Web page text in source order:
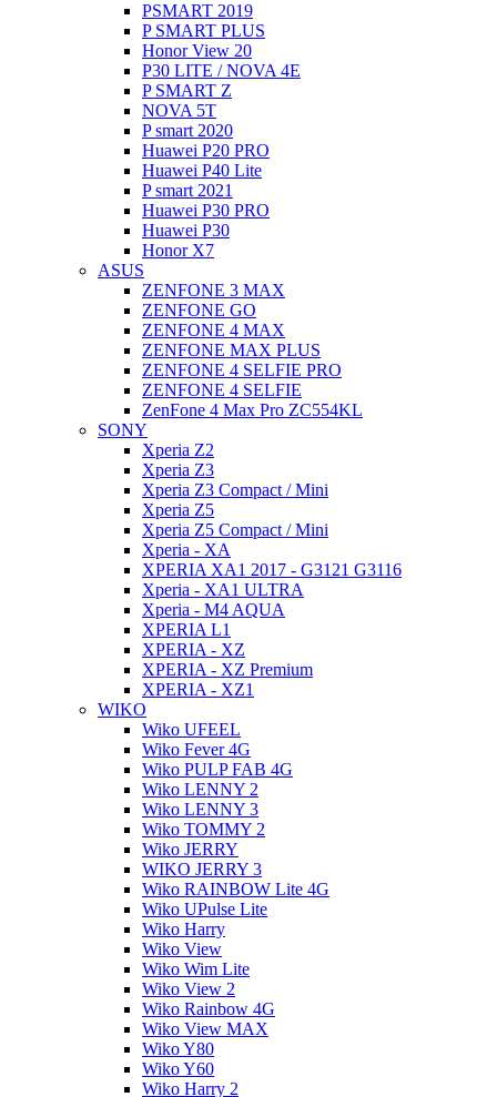
PSMART 2019
P SMART PLUS
Honor View 20
P30 LITE / NOVA 4E
P SMART Z
NOVA 5T
P smart 2020
Huawei P20 PRO
Huawei P40 Lite
P smart 2021
Huawei P30 PRO
Huawei P30
Honor X7
ASUS
ZENFONE 3 MAX
ZENFONE GO
ZENFONE 4 MAX
ZENFONE MAX PLUS
ZENFONE 4 SELFIE PRO
ZENFONE 4 SELFIE
ZenFone 4 Max Pro ZC554KL
SONY
Xperia Z2
Xperia Z3
Xperia Z3 Compact / Mini
Xperia Z5
Xperia Z5 Compact / Mini
Xperia - XA
XPERIA XA1 2017 - G3121 G3116
Xperia - XA1 ULTRA
Xperia - M4 AQUA
XPERIA L1
XPERIA - XZ
XPERIA - XZ Premium
XPERIA - XZ1
WIKO
Wiko UFEEL
Wiko Fever 4G
Wiko PULP FAB 4G
Wiko LENNY 2
Wiko LENNY 3
Wiko TOMMY 2
Wiko JERRY
WIKO JERRY 3
Wiko RAINBOW Lite 4G
Wiko UPulse Lite
Wiko Harry
Wiko View
Wiko Wim Lite
Wiko View 2
Wiko Rainbow 4G
Wiko View MAX
Wiko Y80
Wiko Y60
Wiko Harry 2